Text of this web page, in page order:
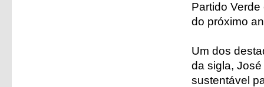
Partido
do próximo
Um dos
da sigla,
sustentável